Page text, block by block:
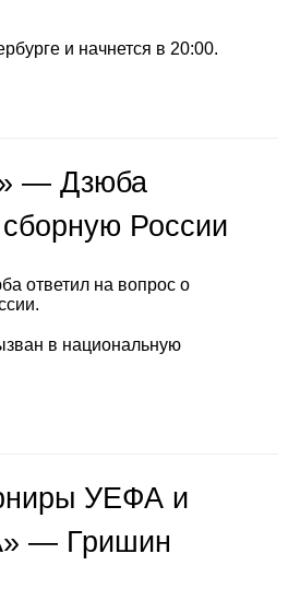
и начнется в 20:00.
— Дзюба
России
ответил на вопрос о
в национальную
УЕФА и
— Гришин